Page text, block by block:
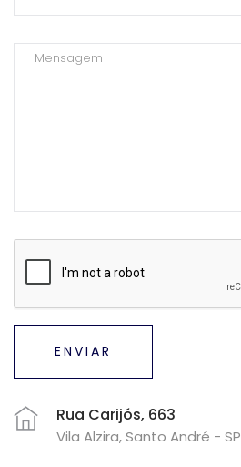
ENVIAR
Rua Carijós, 663
Vila Alzira, Santo André - SP